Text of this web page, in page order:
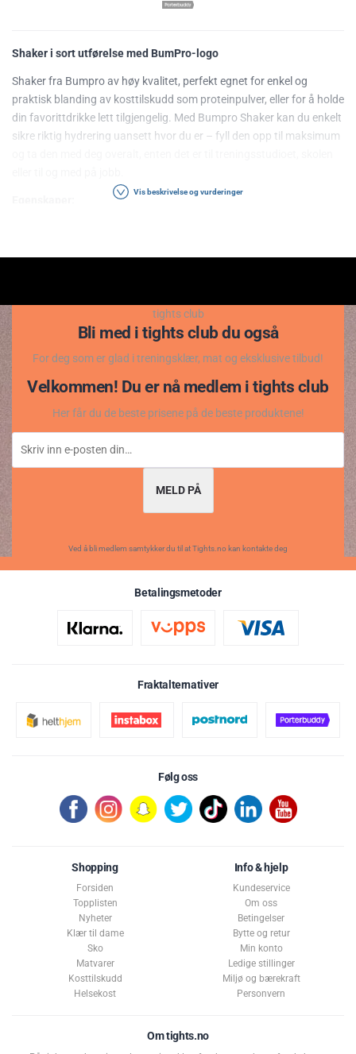
Shaker i sort utførelse med BumPro-logo
Shaker fra Bumpro av høy kvalitet, perfekt egnet for enkel og
praktisk blanding av kosttilskudd som proteinpulver, eller for å holde
din favorittdrikke lett tilgjengelig. Med Bumpro Shaker kan du enkelt
sikre riktig hydrering uansett hvor du er – fyll den opp til maksimum
Vis beskrivelse og vurderinger
tights club
Bli med i tights club du også
For deg som er glad i treningsklær, mat og eksklusive tilbud!
Velkommen! Du er nå medlem i tights club
Her får du de beste prisene på de beste produktene!
MELD PÅ
Ved å bli medlem samtykker du til at Tights.no kan kontakte deg
Betalingsmetoder
Fraktalternativer
Følg oss
Shopping
Forsiden
Topplisten
Nyheter
Klær til dame
Sko
Matvarer
Kosttilskudd
Helsekost
Info & hjelp
Kundeservice
Om oss
Betingelser
Bytte og retur
Min konto
Ledige stillinger
Miljø og bærekraft
Personvern
Om tights.no